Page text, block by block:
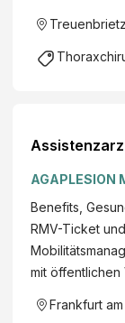
AGAPLESION
Benefits,
RMV-Ticket
mit
Frankfurt